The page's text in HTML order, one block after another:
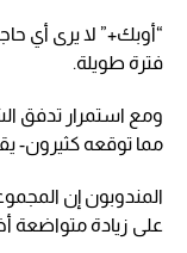
“أوبك+” لا يرى أي
فترة طويلة.
ومع استمرار تدفق
مما توقعه كثيرون-
على زيادة متواضعة